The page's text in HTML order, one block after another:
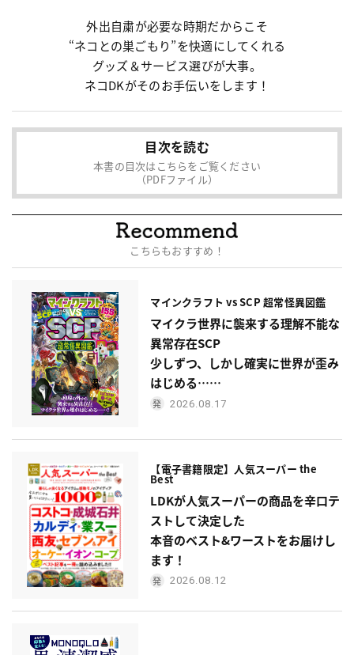
外出自粛が必要な時期だからこそ
“ネコとの巣ごもり”を快適にしてくれる
グッズ＆サービス選びが大事。
ネコDKがそのお手伝いをします！
目次を読む
本書の目次はこちらをご覧ください
（PDFファイル）
こちらもおすすめ！
マインクラフト vs SCP 超常怪異図鑑
マイクラ世界に襲来する理解不能な
異常存在SCP
少しずつ、しかし確実に世界が歪み
はじめる……
2026.08.17
【電子書籍限定】人気スーパー the
Best
LDKが人気スーパーの商品を辛口テ
ストして決定した
本音のベスト&ワーストをお届けし
ます！
2026.08.12